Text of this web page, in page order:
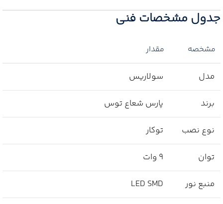
جدول مشخصات فنی
مشخصه مقدار
مدل سولاریس
برند پارس شعاع توس
نوع نصب توکار
توان 9 وات
منبع نور LED SMD